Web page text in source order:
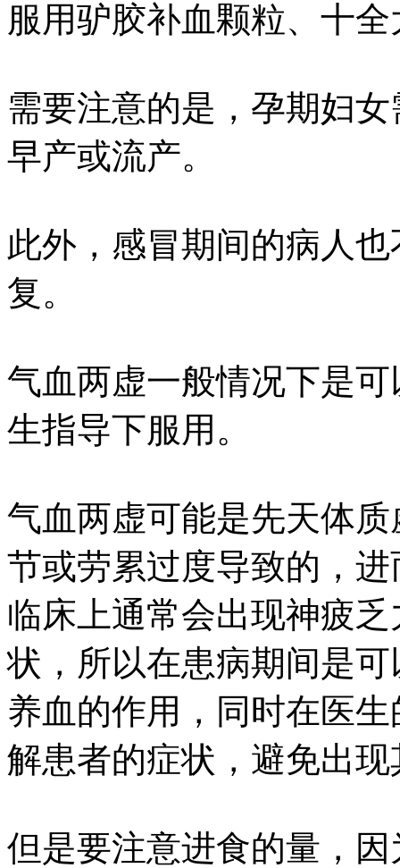
服用驴胶补血颗粒、十
需要注意的是，孕期妇
早产或流产。
此外，感冒期间的病人
复。
气血两虚一般情况下是
生指导下服用。
气血两虚可能是先天体
节或劳累过度导致的，
临床上通常会出现神疲
状，所以在患病期间是
养血的作用，同时在医
解患者的症状，避免出
但是要注意进食的量，